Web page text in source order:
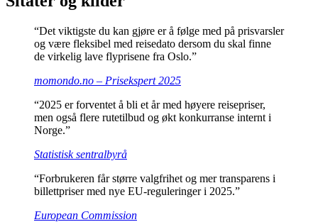
“Det viktigste du kan gjøre er å følge med på prisvarsler
og være fleksibel med reisedato dersom du skal finne
de virkelig lave flyprisene fra Oslo.”
momondo.no – Prisekspert 2025
“2025 er forventet å bli et år med høyere reisepriser,
men også flere rutetilbud og økt konkurranse internt i
Norge.”
Statistisk sentralbyrå
“Forbrukeren får større valgfrihet og mer transparens i
billettpriser med nye EU-reguleringer i 2025.”
European Commission